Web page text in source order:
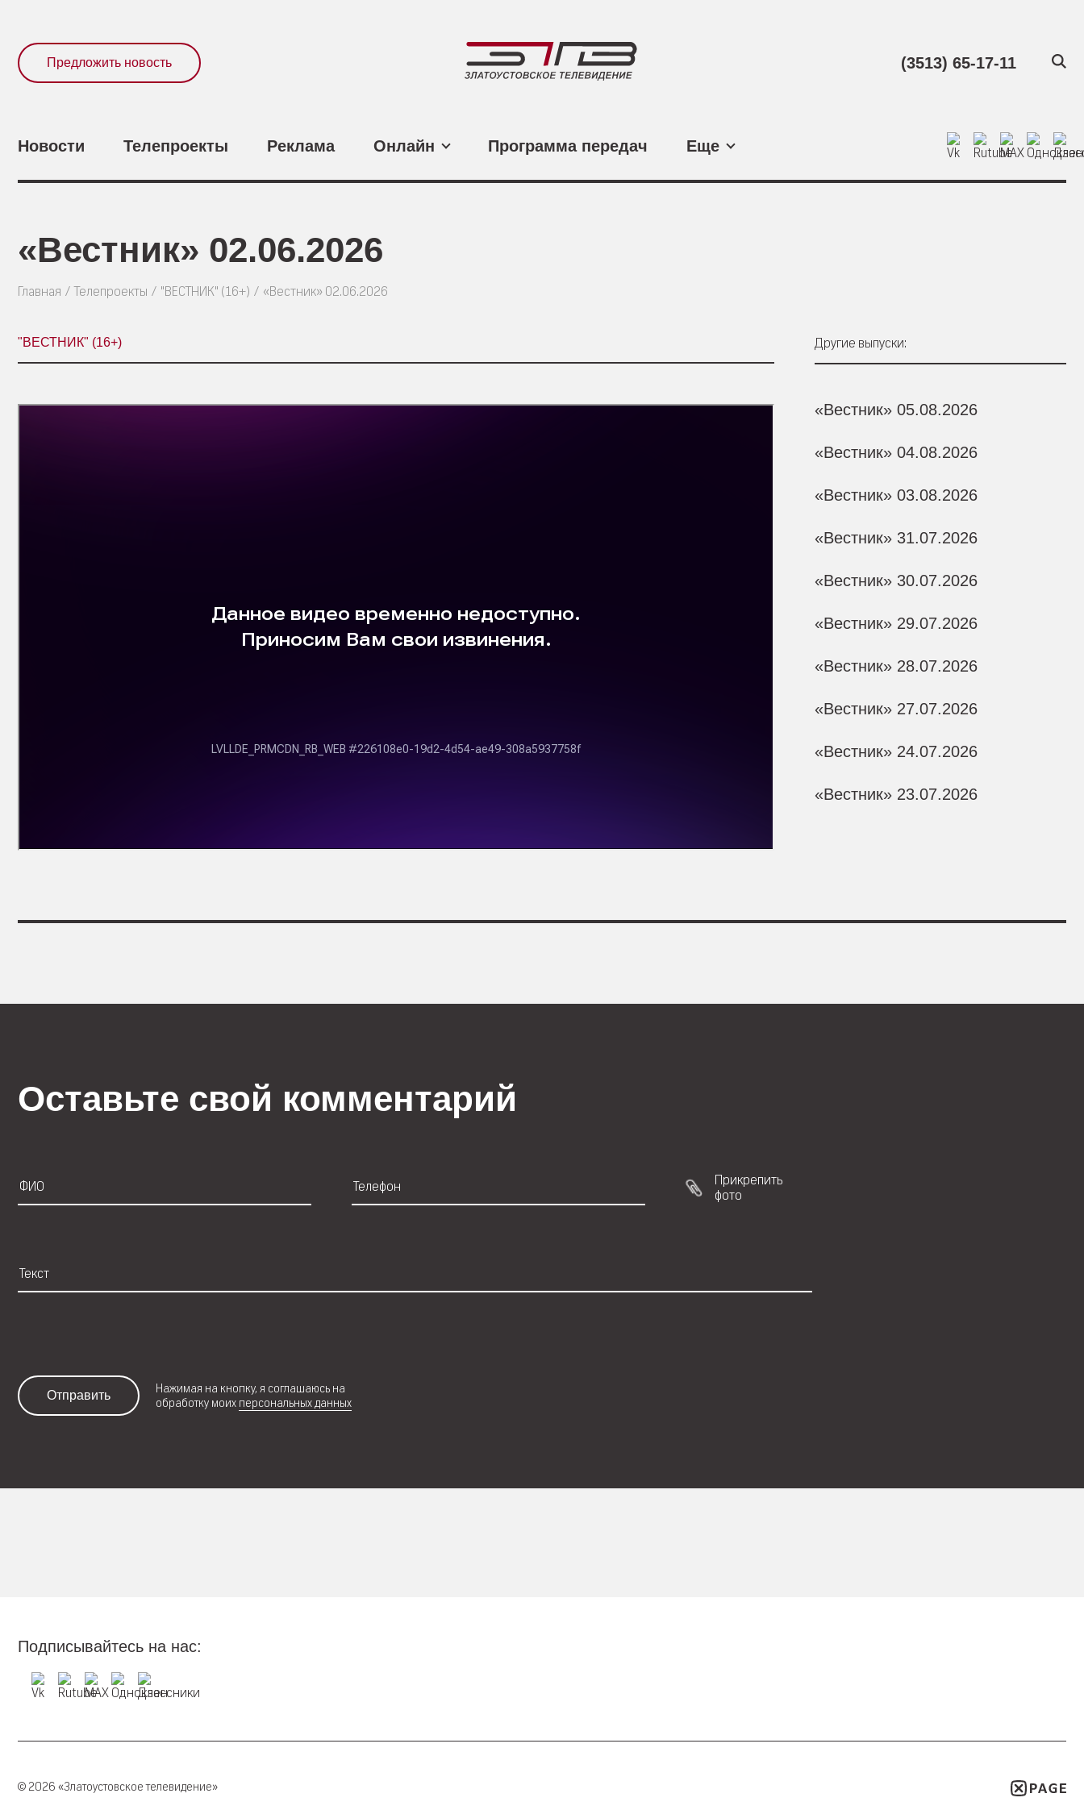
Предложить новость (3513) 65-17-11
Новости Телепроекты Реклама Онлайн Программа передач Еще
«Вестник» 02.06.2026
Главная Телепроекты "ВЕСТНИК" (16+) «Вестник» 02.06.2026
"ВЕСТНИК" (16+) Другие выпуски:
«Вестник» 05.08.2026
«Вестник» 04.08.2026
«Вестник» 03.08.2026
«Вестник» 31.07.2026
«Вестник» 30.07.2026
«Вестник» 29.07.2026
«Вестник» 28.07.2026
«Вестник» 27.07.2026
«Вестник» 24.07.2026
«Вестник» 23.07.2026
Оставьте свой комментарий
Прикрепить
фото
Отправить
Нажимая на кнопку, я соглашаюсь на
обработку моих персональных данных
Подписывайтесь на нас:
© 2026 «Златоустовское телевидение»